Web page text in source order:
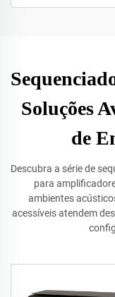
Soluções
de
Descubra a série de
para
ambientes
acessíveis atendem